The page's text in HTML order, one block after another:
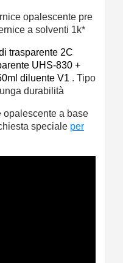
opalescente pre
a solventi 1k*
trasparente 2C
UHS-830 +
diluente V1 . Tipo
durabilità
opalescente a base
speciale per